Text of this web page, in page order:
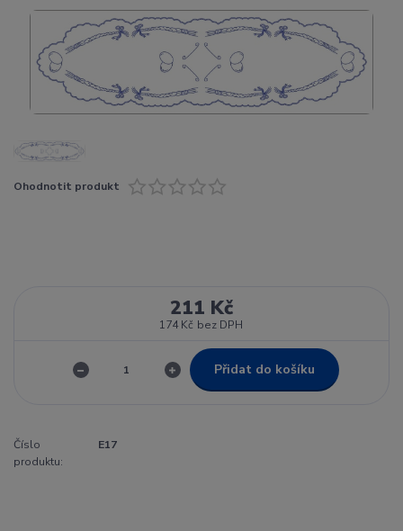
Ohodnotit produkt
211 Kč
174 Kč bez DPH
Přidat do košíku
Číslo
produktu:
E17